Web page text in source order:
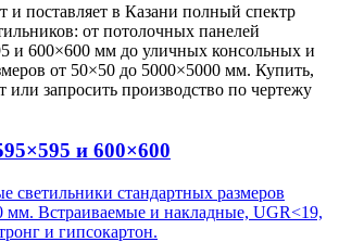
и поставляет в Казани полный спектр
от потолочных панелей
и 600×600 мм до уличных консольных и
от 50×50 до 5000×5000 мм. Купить,
или запросить производство по чертежу
и 600×600
светильники стандартных размеров
мм. Встраиваемые и накладные, UGR<19,
и гипсокартон.